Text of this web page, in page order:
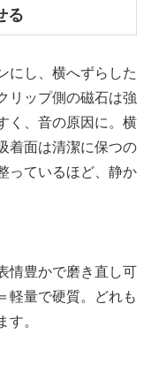
る
にし、横へずらした
リップ側の磁石は強
く、音の原因に。横
着面は清潔に保つの
っているほど、静か
情豊かで磨き直し可
軽量で硬質。どれも
す。